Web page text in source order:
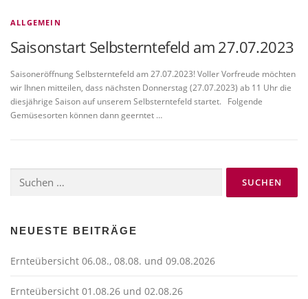
ALLGEMEIN
Saisonstart Selbsterntefeld am 27.07.2023
Saisoneröffnung Selbsterntefeld am 27.07.2023! Voller Vorfreude möchten
wir Ihnen mitteilen, dass nächsten Donnerstag (27.07.2023) ab 11 Uhr die
diesjährige Saison auf unserem Selbsterntefeld startet. Folgende
Gemüsesorten können dann geerntet …
nach:
NEUESTE BEITRÄGE
Ernteübersicht 06.08., 08.08. und 09.08.2026
Ernteübersicht 01.08.26 und 02.08.26